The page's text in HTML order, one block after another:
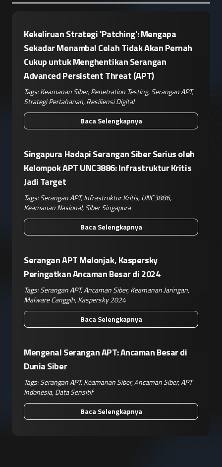
Kekeliruan Strategi 'Patching': Mengapa
Sekadar Menambal Celah Tidak Akan Pernah
Cukup untuk Menghentikan Serangan
Advanced Persistent Threat (APT)
Tags:Keamanan Siber,Penetration Testing,Serangan APT,
Strategi Pertahanan,Resiliensi Digital
Baca Selengkapnya
Singapura Hadapi Serangan Siber Serius oleh
Kelompok APT UNC3886: Infrastruktur Kritis
Jadi Target
Tags:Serangan APT,Infrastruktur Kritis,UNC3886,
Keamanan Nasional,Siber Singapura
Baca Selengkapnya
Serangan APT Melonjak, Kaspersky
Peringatkan Ancaman Besar di 2024
Tags:Serangan APT,Ancaman Siber,Keamanan Jaringan,
Malware Canggih,Kaspersky 2024
Baca Selengkapnya
Mengenal Serangan APT: Ancaman Besar di
Dunia Siber
Tags:Serangan APT,Keamanan Siber,Ancaman Siber,APT
Indonesia,Data Sensitif
Baca Selengkapnya